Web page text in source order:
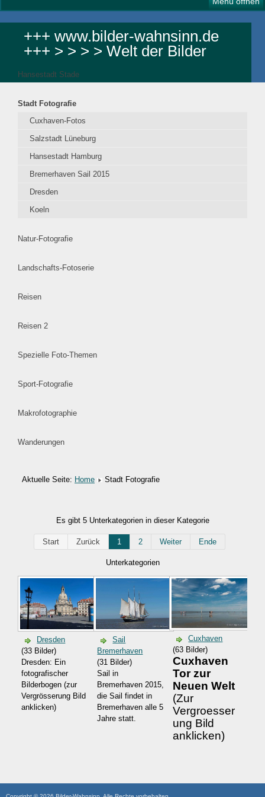
+++ www.bilder-wahnsinn.de
+++ > > > > Welt der Bilder
Hansestadt Stade
Stadt Fotografie
Cuxhaven-Fotos
Salzstadt Lüneburg
Hansestadt Hamburg
Bremerhaven Sail 2015
Dresden
Koeln
Natur-Fotografie
Landschafts-Fotoserie
Reisen
Reisen 2
Spezielle Foto-Themen
Sport-Fotografie
Makrofotographie
Wanderungen
Aktuelle Seite: Home Stadt Fotografie
Es gibt 5 Unterkategorien in dieser Kategorie
Start Zurück 1 2 Weiter Ende
Unterkategorien
Dresden
(33 Bilder)
Dresden: Ein
fotografischer
Bilderbogen (zur
Vergrösserung Bild
anklicken)
Sail
Bremerhaven
(31 Bilder)
Sail in
Bremerhaven 2015,
die Sail findet in
Bremerhaven alle 5
Jahre statt.
Cuxhaven
(63 Bilder)
Cuxhaven
Tor zur
Neuen Welt
(Zur
Vergroesser
ung Bild
anklicken)